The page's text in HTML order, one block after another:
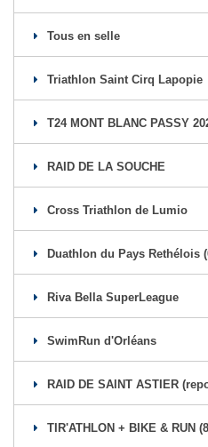
Tous en selle
Triathlon Saint Cirq Lapopie
T24 MONT BLANC PASSY
RAID DE LA SOUCHE
Cross Triathlon de Lumio
Duathlon du Pays Rethélois
Riva Bella SuperLeague
SwimRun d'Orléans
RAID DE SAINT ASTIER
TIR'ATHLON + BIKE & RUN